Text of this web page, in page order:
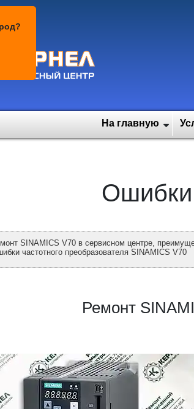
На главную
Ошибки
SINAMICS V70 в сервисном центре,
частотного преобразователя SINAMICS V70
Ремонт